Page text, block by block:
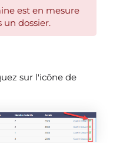
est en mesure
un dossier.
sur l'icône de